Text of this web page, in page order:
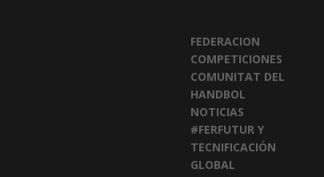
FEDERACION
COMPETICIONES
COMUNITAT DEL
HANDBOL
NOTICIAS
#FERFUTUR Y
TECNIFICACIÓN
GLOBAL